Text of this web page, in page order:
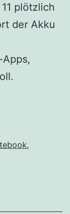
plötzlich
der Akku
,